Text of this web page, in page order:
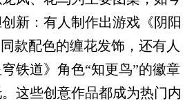
新：有人制作出游戏《阴阳
款配色的缠花发饰，还有人
铁道》角色“知更鸟”的徽章
这些创意作品都成为热门内